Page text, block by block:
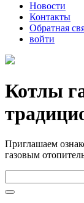
Новости
Контакты
Обратная
войти
Котлы
Приглашаем
газовым